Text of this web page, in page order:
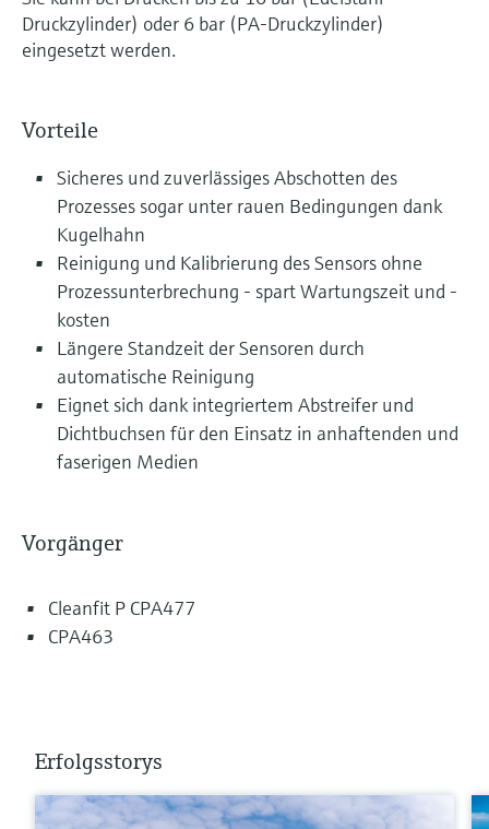
Druckzylinder) oder 6 bar (PA-Druckzylinder)
eingesetzt werden.
Vorteile
Sicheres und zuverlässiges Abschotten des
Prozesses sogar unter rauen Bedingungen dank
Kugelhahn
Reinigung und Kalibrierung des Sensors ohne
Prozessunterbrechung - spart Wartungszeit und -
kosten
Längere Standzeit der Sensoren durch
automatische Reinigung
Eignet sich dank integriertem Abstreifer und
Dichtbuchsen für den Einsatz in anhaftenden und
faserigen Medien
Vorgänger
Cleanfit P CPA477
CPA463
Erfolgsstorys